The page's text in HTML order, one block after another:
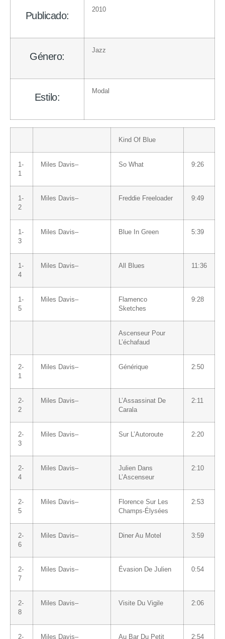
Publicado:
2010
Género:
Jazz
Estilo:
Modal
Kind Of Blue
1-
1
Miles Davis– So What 9:26
1-
2
Miles Davis– Freddie Freeloader 9:49
1-
3
Miles Davis– Blue In Green 5:39
1-
4
Miles Davis– All Blues 11:36
1-
5
Miles Davis–
Flamenco
Sketches
9:28
Ascenseur Pour
L’échafaud
2-
1
Miles Davis– Générique 2:50
2-
2
Miles Davis–
L’Assassinat De
Carala
2:11
2-
3
Miles Davis– Sur L’Autoroute 2:20
2-
4
Miles Davis–
Julien Dans
L’Ascenseur
2:10
2-
5
Miles Davis–
Florence Sur Les
Champs-Élysées
2:53
2-
6
Miles Davis– Diner Au Motel 3:59
2-
7
Miles Davis– Évasion De Julien 0:54
2-
8
Miles Davis– Visite Du Vigile 2:06
2- Miles Davis– Au Bar Du Petit 2:54